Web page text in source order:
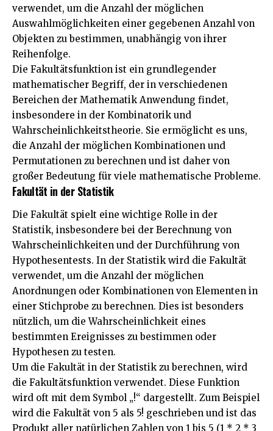
verwendet, um die Anzahl der möglichen
Auswahlmöglichkeiten einer gegebenen Anzahl von
Objekten zu bestimmen, unabhängig von ihrer
Reihenfolge.
Die Fakultätsfunktion ist ein grundlegender
mathematischer Begriff, der in verschiedenen
Bereichen der Mathematik Anwendung findet,
insbesondere in der Kombinatorik und
Wahrscheinlichkeitstheorie. Sie ermöglicht es uns,
die Anzahl der möglichen Kombinationen und
Permutationen zu berechnen und ist daher von
großer Bedeutung für viele mathematische Probleme.
Fakultät in der Statistik
Die Fakultät spielt eine wichtige Rolle in der
Statistik, insbesondere bei der Berechnung von
Wahrscheinlichkeiten und der Durchführung von
Hypothesentests. In der Statistik wird die Fakultät
verwendet, um die Anzahl der möglichen
Anordnungen oder Kombinationen von Elementen in
einer Stichprobe zu berechnen. Dies ist besonders
nützlich, um die Wahrscheinlichkeit eines
bestimmten Ereignisses zu bestimmen oder
Hypothesen zu testen.
Um die Fakultät in der Statistik zu berechnen, wird
die Fakultätsfunktion verwendet. Diese Funktion
wird oft mit dem Symbol „!“ dargestellt. Zum Beispiel
wird die Fakultät von 5 als 5! geschrieben und ist das
Produkt aller natürlichen Zahlen von 1 bis 5 (1 * 2 * 3